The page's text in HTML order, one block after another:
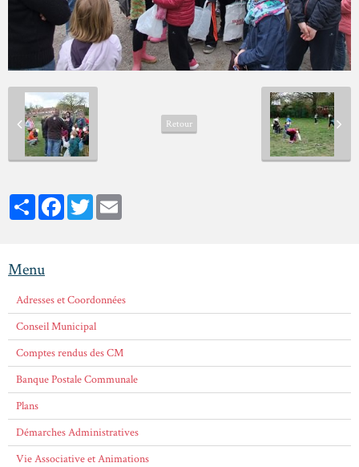
Retour
PartagerFacebookTwitter
Menu
Adresses et Coordonnées
Conseil Municipal
Comptes rendus des CM
Banque Postale Communale
Plans
Démarches Administratives
Vie Associative et Animations